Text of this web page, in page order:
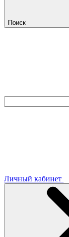
Поиск
Личный кабинет